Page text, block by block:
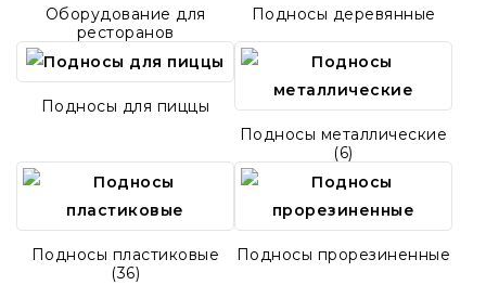
Оборудование для
ресторанов
Подносы деревянные
Подносы для пиццы
Подносы металлические
(6)
Подносы пластиковые
(36)
Подносы прорезиненные